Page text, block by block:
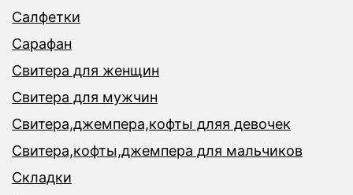
Салфетки
Сарафан
Свитера для женщин
Свитера для мужчин
Свитера,джемпера,кофты дляя девочек
Свитера,кофты,джемпера для мальчиков
Складки